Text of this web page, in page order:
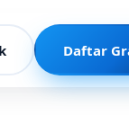
Daftar